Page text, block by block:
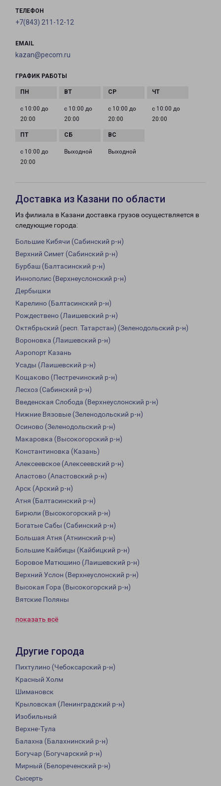
ТЕЛЕФОН
+7(843) 211-12-12
EMAIL
kazan@pecom.ru
ГРАФИК РАБОТЫ
с 10:00 до
20:00
с 10:00 до
20:00
с 10:00 до
20:00
с 10:00 до
20:00
с 10:00 до
20:00
Выходной Выходной
Доставка из Казани по области
Из филиала в Казани доставка грузов осуществляется в
следующие города:
Большие Кибячи (Сабинский р-н)
Верхний Симет (Сабинский р-н)
Бурбаш (Балтасинский р-н)
Иннополис (Верхнеуслонский р-н)
Дербышки
Карелино (Балтасинский р-н)
Рождествено (Лаишевский р-н)
Октябрьский (респ. Татарстан) (Зеленодольский р-н)
Вороновка (Лаишевский р-н)
Аэропорт Казань
Усады (Лаишевский р-н)
Кощаково (Пестречинский р-н)
Лесхоз (Сабинский р-н)
Введенская Слобода (Верхнеуслонский р-н)
Нижние Вязовые (Зеленодольский р-н)
Осиново (Зеленодольский р-н)
Макаровка (Высокогорский р-н)
Константиновка (Казань)
Алексеевское (Алексеевский р-н)
Апастово (Апастовский р-н)
Арск (Арский р-н)
Атня (Балтасинский р-н)
Бирюли (Высокогорский р-н)
Богатые Сабы (Сабинский р-н)
Большая Атня (Атнинский р-н)
Большие Кайбицы (Кайбицкий р-н)
Боровое Матюшино (Лаишевский р-н)
Верхний Услон (Верхнеуслонский р-н)
Высокая Гора (Высокогорский р-н)
Вятские Поляны
показать всё
Другие города
Пихтулино (Чебоксарский р-н)
Красный Холм
Шимановск
Крыловская (Ленинградский р-н)
Изобильный
Верхне-Тула
Балахна (Балахнинский р-н)
Богучар (Богучарский р-н)
Мирный (Белореченский р-н)
Сысерть